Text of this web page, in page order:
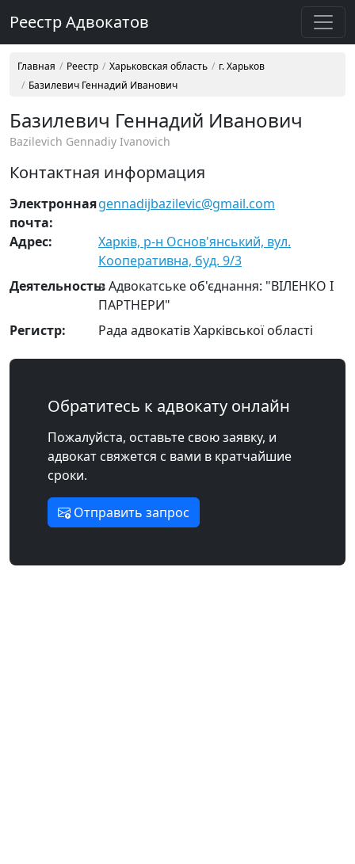
Реестр Адвокатов
Главная Реестр Харьковская область
г. Харьков
Базилевич Геннадий Иванович
Базилевич Геннадий Иванович
Bazilevich Gennadiy Ivanovich
Контактная информация
Электронная
почта:
gennadijbazilevic@gmail.com
Адрес:
Харків, р-н Основ'янський, вул.
Кооперативна, буд. 9/3
Деятельность:в Адвокатське об'єднання: "ВІЛЕНКО І
ПАРТНЕРИ"
Регистр:
Рада адвокатів Харківської області
Обратитесь к адвокату онлайн
Пожалуйста, оставьте свою заявку, и
адвокат свяжется с вами в кратчайшие
сроки.
Отправить запрос